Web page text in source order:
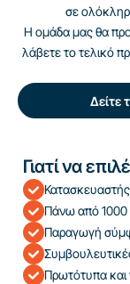
σε
Η ομάδα μας θα
λάβετε το τελικό
Δείτε
Γιατί να
Πάνω από 1000
Παραγωγή
Πρωτότυπα και